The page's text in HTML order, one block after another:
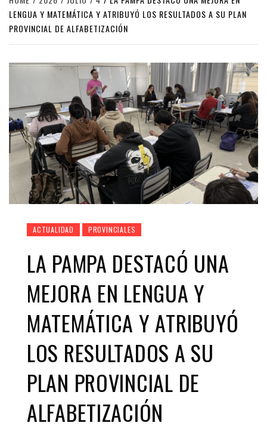
LENGUA Y MATEMÁTICA Y ATRIBUYÓ LOS RESULTADOS A SU PLAN
PROVINCIAL DE ALFABETIZACIÓN
ACTUALIDAD PROVINCIALES
LA PAMPA DESTACÓ UNA
MEJORA EN LENGUA Y
MATEMÁTICA Y ATRIBUYÓ
LOS RESULTADOS A SU
PLAN PROVINCIAL DE
ALFABETIZACIÓN